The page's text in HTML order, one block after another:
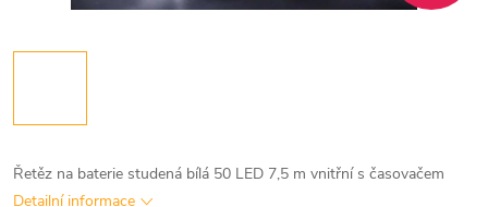
Řetěz na baterie studená bílá 50 LED 7,5 m vnitřní s časovačem
Detailní informace